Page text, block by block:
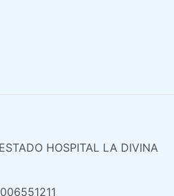
HOSPITAL LA DIVINA